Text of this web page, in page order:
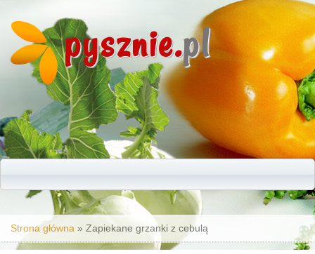
pysznie.pl
Jesteś tutaj
Strona główna » Zapiekane grzanki z cebulą